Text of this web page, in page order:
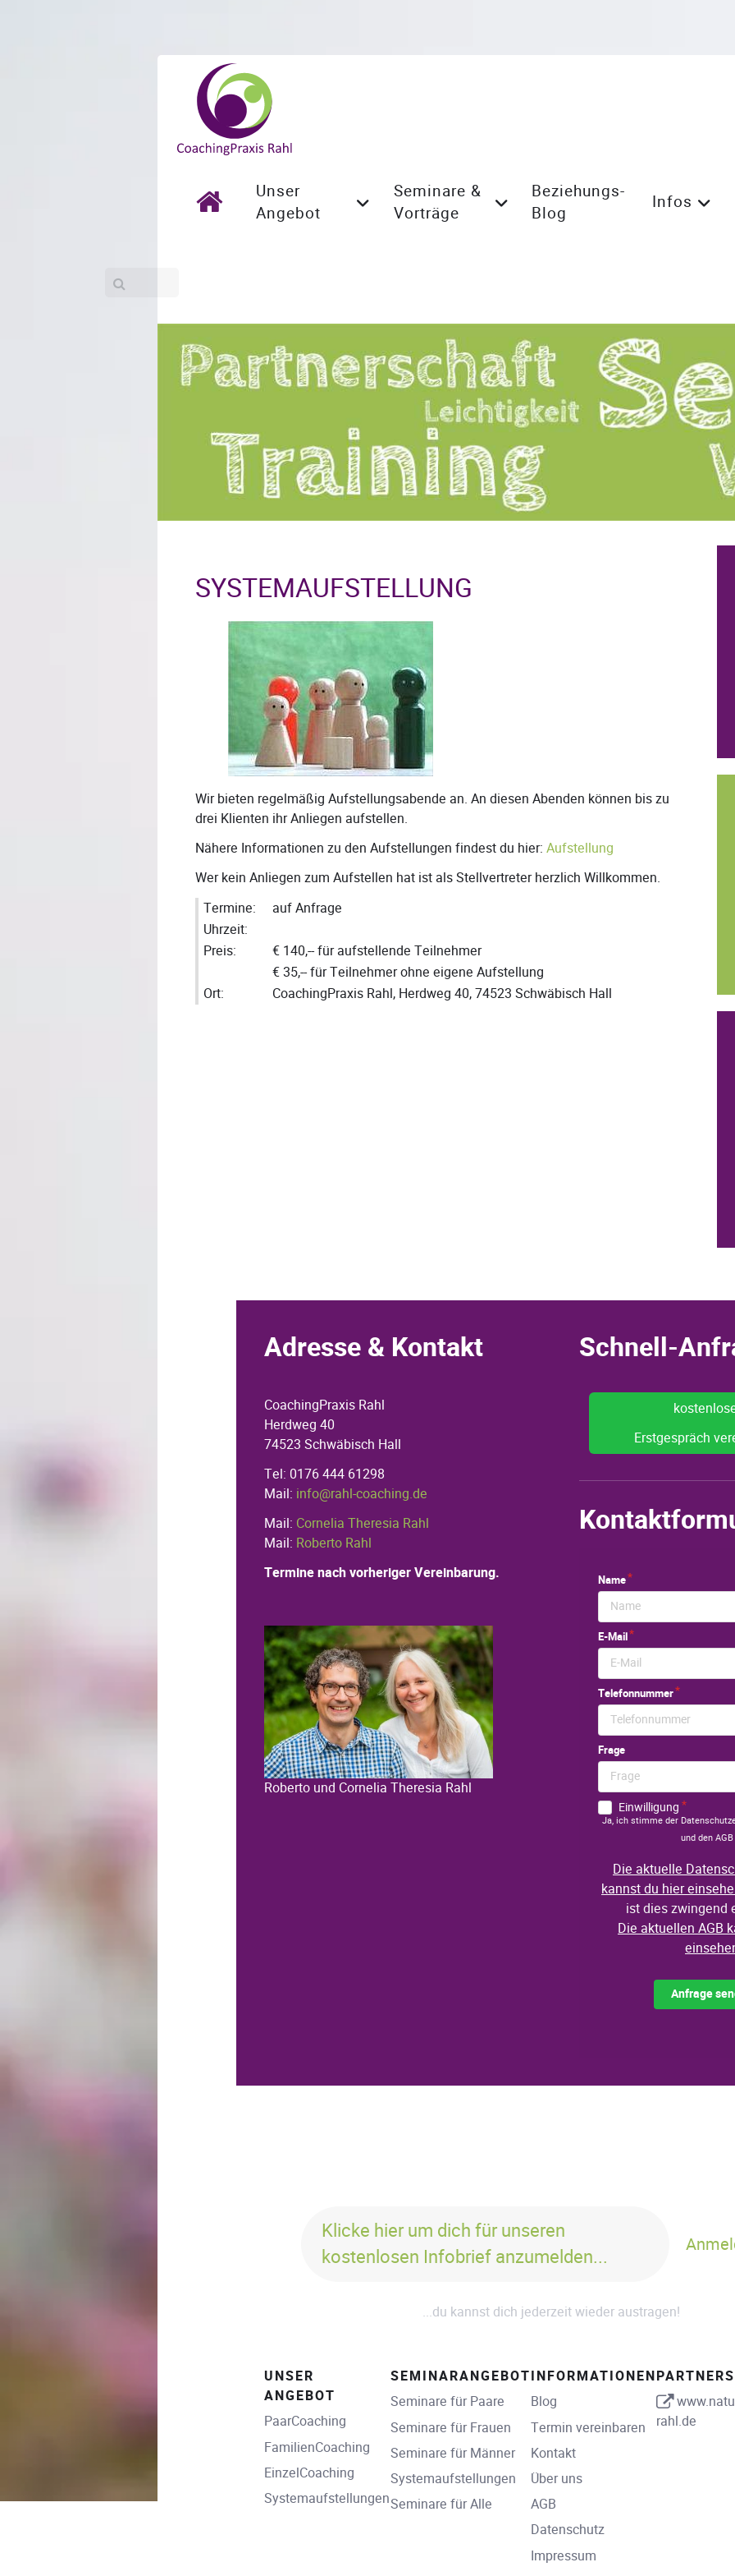
Unser
Angebot
Seminare &
Vorträge
Beziehungs-
Blog
Infos
SYSTEMAUFSTELLUNG
Wir bieten regelmäßig Aufstellungsabende an. An diesen Abenden können bis zu
drei Klienten ihr Anliegen aufstellen.
Nähere Informationen zu den Aufstellungen findest du hier: Aufstellung
Wer kein Anliegen zum Aufstellen hat ist als Stellvertreter herzlich Willkommen.
Termine:
auf Anfrage
Uhrzeit:
Preis:
€ 140,-- für aufstellende Teilnehmer
€ 35,-- für Teilnehmer ohne eigene Aufstellung
Ort:
CoachingPraxis Rahl, Herdweg 40, 74523 Schwäbisch Hall
Adresse & Kontakt
CoachingPraxis Rahl
Herdweg 40
74523 Schwäbisch Hall
Tel: 0176 444 61298
Mail: info@rahl-coaching.de
Mail: Cornelia Theresia Rahl
Mail: Roberto Rahl
Termine nach vorheriger Vereinbarung.
Roberto und Cornelia Theresia Rahl
Schnell-
Erstgespräch
Klicke hier um dich für unseren
kostenlosen Infobrief anzumelden...
...du kannst dich jederzeit wieder austragen!
UNSER
ANGEBOT
PaarCoaching
FamilienCoaching
EinzelCoaching
Systemaufstellungen
SEMINARANGEBOT
Seminare für Paare
Seminare für Frauen
Seminare für Männer
Systemaufstellungen
Seminare für Alle
INFORMATIONEN
Blog
Termin vereinbaren
Kontakt
Über uns
AGB
Datenschutz
Impressum
rahl.de